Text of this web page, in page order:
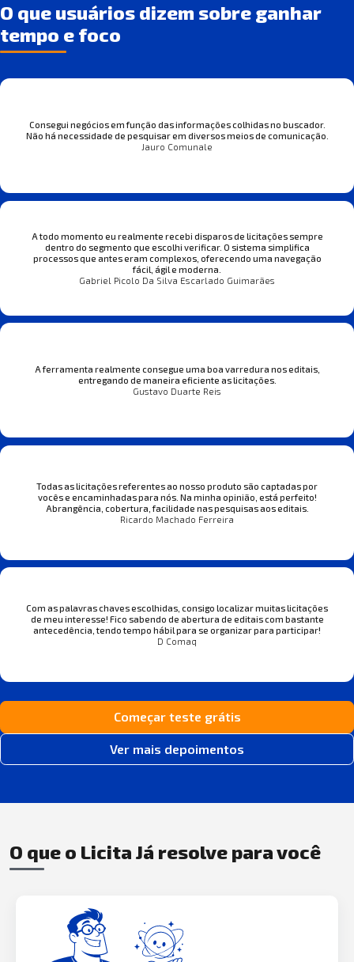
O que usuários dizem sobre ganhar
tempo e foco
Consegui negócios em função das informações colhidas no buscador.
Não há necessidade de pesquisar em diversos meios de comunicação.
Jauro Comunale
A todo momento eu realmente recebi disparos de licitações sempre
dentro do segmento que escolhi verificar. O sistema simplifica
processos que antes eram complexos, oferecendo uma navegação
fácil, ágil e moderna.
Gabriel Picolo Da Silva Escarlado Guimarães
A ferramenta realmente consegue uma boa varredura nos editais,
entregando de maneira eficiente as licitações.
Gustavo Duarte Reis
Todas as licitações referentes ao nosso produto são captadas por
vocês e encaminhadas para nós. Na minha opinião, está perfeito!
Abrangência, cobertura, facilidade nas pesquisas aos editais.
Ricardo Machado Ferreira
Com as palavras chaves escolhidas, consigo localizar muitas licitações
de meu interesse! Fico sabendo de abertura de editais com bastante
antecedência, tendo tempo hábil para se organizar para participar!
D Comaq
Começar teste grátis
Ver mais depoimentos
O que o Licita Já resolve para você